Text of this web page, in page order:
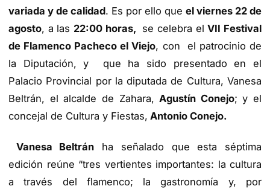
variada y de calidad. Es por ello que el viernes 22 de
agosto, a las 22:00 horas, se celebra elVII Festival
de Flamenco Pacheco el Viejo, con el patrocinio de
la Diputación, y que ha sido presentado en el
Palacio Provincial por la diputada de Cultura, Vanesa
Beltrán, el alcalde de Zahara,Agustín Conejo; y el
concejal de Cultura y Fiestas, Antonio Conejo.
Vanesa Beltrán ha señalado que esta séptima
edición reúne “tres vertientes importantes: la cultura
a través del flamenco; la gastronomía y, por